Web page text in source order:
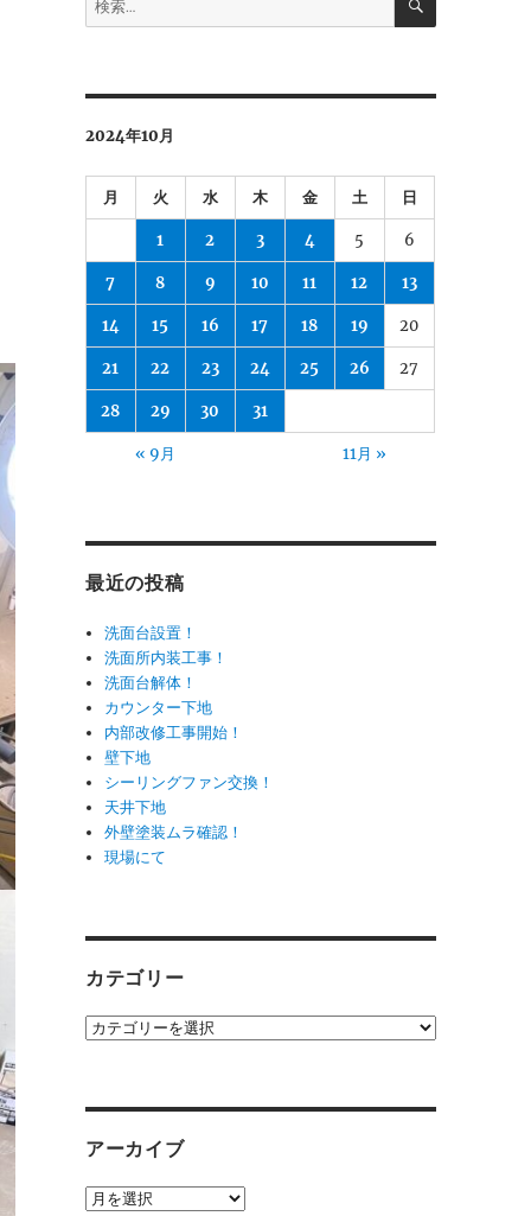
索:
2024年10月
月 火 水 木 金 土 日
1 2 3 4 5 6
7 8 9 10 11 12 13
14 15 16 17 18 19 20
21 22 23 24 25 26 27
28 29 30 31
« 9月 11月 »
最近の投稿
洗面台設置！
洗面所内装工事！
洗面台解体！
カウンター下地
内部改修工事開始！
壁下地
シーリングファン交換！
天井下地
外壁塗装ムラ確認！
現場にて
カテゴリー
カ
アーカイブ
ア